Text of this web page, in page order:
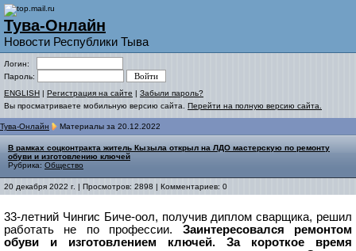
Тува-Онлайн
Новости Республики Тыва
Логин:
Пароль:
ENGLISH | Регистрация на сайте | Забыли пароль?
Вы просматриваете мобильную версию сайта. Перейти на полную версию сайта.
Тува-Онлайн Материалы за 20.12.2022
В рамках соцконтракта житель Кызыла открыл на ЛДО мастерскую по ремонту
обуви и изготовлению ключей
Рубрика: Общество
20 декабря 2022 г. | Просмотров: 2898 | Комментариев: 0
33-летний Чингис Биче-оол, получив диплом сварщика, решил
работать не по профессии. Заинтересовался ремонтом
обуви и изготовлением ключей. За короткое время